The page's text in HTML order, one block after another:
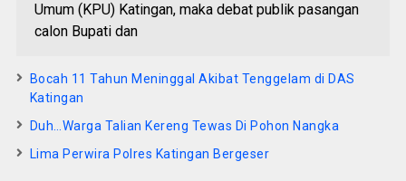
Umum (KPU) Katingan, maka debat publik pasangan
calon Bupati dan
Bocah 11 Tahun Meninggal Akibat Tenggelam di DAS
Katingan
Duh…Warga Talian Kereng Tewas Di Pohon Nangka
Lima Perwira Polres Katingan Bergeser